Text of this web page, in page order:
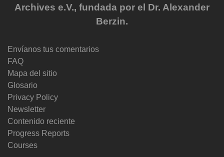
Archives e.V., fundada por el Dr. Alexander
Berzin.
Envíanos tus comentarios
FAQ
Mapa del sitio
Glosario
Privacy Policy
Newsletter
Contenido reciente
Progress Reports
Courses